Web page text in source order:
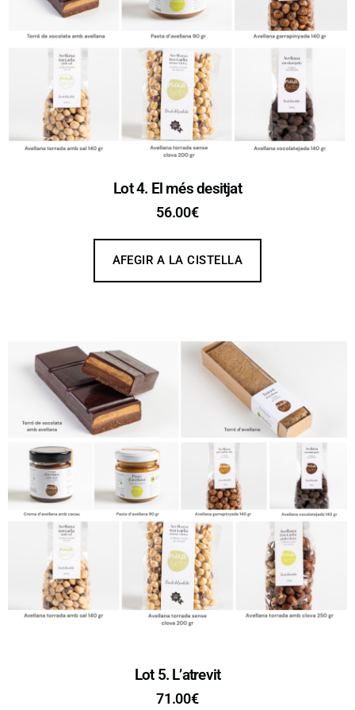
Lot 4. El més desitjat
56.00€
AFEGIR A LA CISTELLA
Lot 5. L’atrevit
71.00€